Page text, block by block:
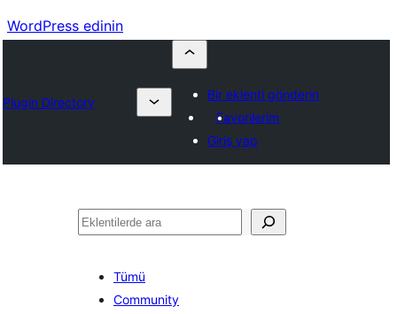
WordPress edinin
Plugin Directory
Bir eklenti gönderin
Favorilerim
Giriş yap
Ara
Tümü
Community